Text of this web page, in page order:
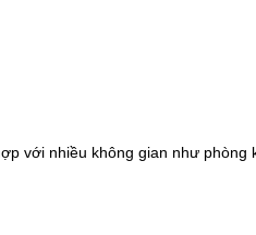
với nhiều không gian như